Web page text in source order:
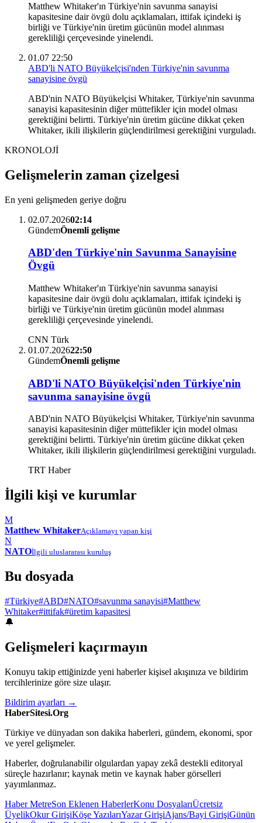
Matthew Whitaker'ın Türkiye'nin savunma sanayisi
kapasitesine dair övgü dolu açıklamaları, ittifak içindeki iş
birliği ve Türkiye'nin üretim gücünün model alınması
gerekliliği çerçevesinde yinelendi.
01.07 22:50
ABD'li NATO Büyükelçisi'nden Türkiye'nin savunma
sanayisine övgü
ABD'nin NATO Büyükelçisi Whitaker, Türkiye'nin savunma
sanayisi kapasitesinin diğer müttefikler için model olması
gerektiğini belirtti. Türkiye'nin üretim gücüne dikkat çeken
Whitaker, ikili ilişkilerin güçlendirilmesi gerektiğini vurguladı.
KRONOLOJİ
Gelişmelerin zaman çizelgesi
En yeni gelişmeden geriye doğru
02.07.202602:14
GündemÖnemli gelişme
ABD'den Türkiye'nin Savunma Sanayisine
Övgü
Matthew Whitaker'ın Türkiye'nin savunma sanayisi
kapasitesine dair övgü dolu açıklamaları, ittifak içindeki iş
birliği ve Türkiye'nin üretim gücünün model alınması
gerekliliği çerçevesinde yinelendi.
CNN Türk
01.07.202622:50
GündemÖnemli gelişme
ABD'li NATO Büyükelçisi'nden Türkiye'nin
savunma sanayisine övgü
ABD'nin NATO Büyükelçisi Whitaker, Türkiye'nin savunma
sanayisi kapasitesinin diğer müttefikler için model olması
gerektiğini belirtti. Türkiye'nin üretim gücüne dikkat çeken
Whitaker, ikili ilişkilerin güçlendirilmesi gerektiğini vurguladı.
TRT Haber
İlgili kişi ve kurumlar
M
Matthew WhitakerAçıklamayı yapan kişi
N
NATOİlgili uluslararası kuruluş
Bu dosyada
#Türkiye#ABD#NATO#savunma sanayisi#Matthew
Whitaker#ittifak#üretim kapasitesi
🔔
Gelişmeleri kaçırmayın
Konuyu takip ettiğinizde yeni haberler kişisel akışınıza ve bildirim
tercihlerinize göre size ulaşır.
Bildirim ayarları →
HaberSitesi.Org
Türkiye ve dünyadan son dakika haberleri, gündem, ekonomi, spor
ve yerel gelişmeler.
Haberler, doğrulanabilir olgulardan yapay zekâ destekli editoryal
süreçle hazırlanır; kaynak metin ve kaynak haber görselleri
yayımlanmaz.
Haber MetreSon Eklenen HaberlerKonu DosyalarıÜcretsiz
ÜyelikOkur GirişiKöşe YazılarıYazar GirişiAjans/Bayi GirişiGünün